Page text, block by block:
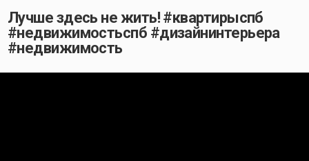
Лучше здесь не жить! #квартирыспб
#недвижимостьспб #дизайнинтерьера
#недвижимость